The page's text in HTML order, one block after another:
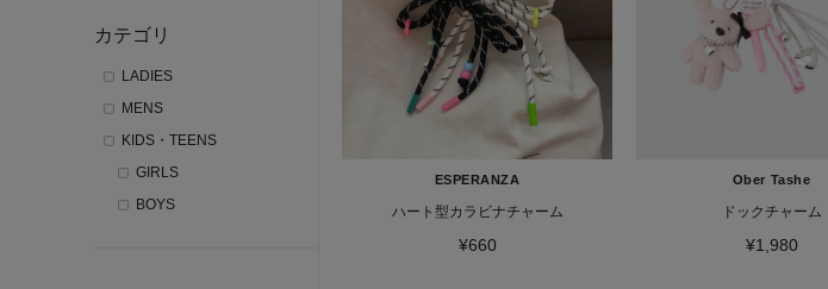
カテゴリ
LADIES
MENS
KIDS・TEENS
GIRLS
BOYS
ESPERANZA
ハート型カラビナチャーム
¥660
Ober Tashe
ドックチャーム
¥1,980